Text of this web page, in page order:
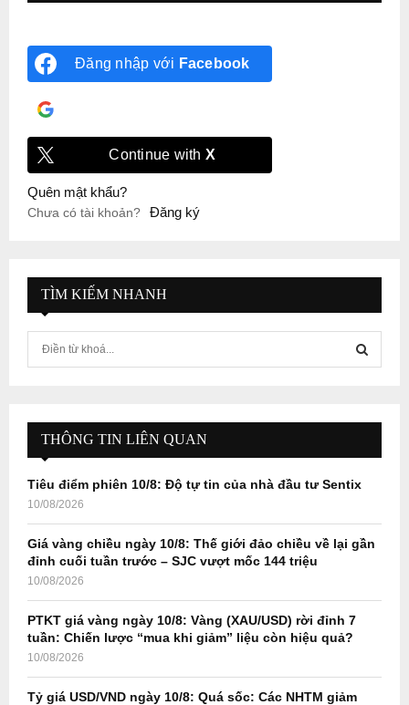
Đăng nhập với Facebook
Continue with X
Quên mật khẩu?
Chưa có tài khoản? Đăng ký
TÌM KIẾM NHANH
f
r
:
E
A
THÔNG TIN LIÊN QUAN
Tiêu điểm phiên 10/8: Độ tự tin của nhà đầu tư Sentix
10/08/2026
Giá vàng chiều ngày 10/8: Thế giới đảo chiều về lại gần
đỉnh cuối tuần trước – SJC vượt mốc 144 triệu
10/08/2026
PTKT giá vàng ngày 10/8: Vàng (XAU/USD) rời đỉnh 7
tuần: Chiến lược “mua khi giảm” liệu còn hiệu quả?
10/08/2026
Tỷ giá USD/VND ngày 10/8: Quá sốc: Các NHTM giảm